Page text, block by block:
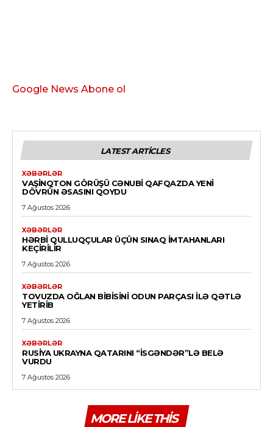
Google News Abone ol
LATEST ARTICLES
XƏBƏRLƏR
VAŞINQTON GÖRÜŞÜ CƏNUBI QAFQAZDA YENI
DÖVRÜN ƏSASINI QOYDU
7 Ağustos 2026
XƏBƏRLƏR
HƏRBI QULLUQÇULAR ÜÇÜN SINAQ IMTAHANLARI
KEÇIRILIR
7 Ağustos 2026
XƏBƏRLƏR
TOVUZDA OĞLAN BIBISINI ODUN PARÇASI ILƏ QƏTLƏ
YETIRIB
7 Ağustos 2026
XƏBƏRLƏR
RUSIYA UKRAYNA QATARINI “İSGƏNDƏR”LƏ BELƏ
VURDU
7 Ağustos 2026
MORE LIKE THIS